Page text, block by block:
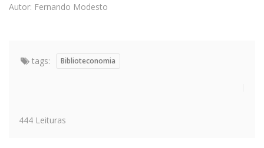
Autor: Fernando Modesto
tags: Biblioteconomia
444 Leituras